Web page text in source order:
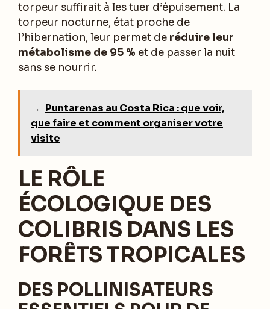
torpeur suffirait à les tuer d’épuisement. La
torpeur nocturne, état proche de
l’hibernation, leur permet de réduire leur
métabolisme de 95 % et de passer la nuit
sans se nourrir.
→ Puntarenas au Costa Rica : que voir,
que faire et comment organiser votre
visite
LE RÔLE
ÉCOLOGIQUE DES
COLIBRIS DANS LES
FORÊTS TROPICALES
DES POLLINISATEURS